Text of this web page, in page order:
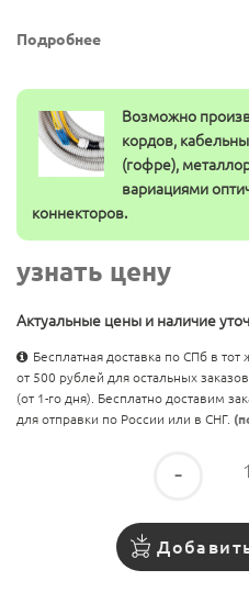
Подробнее
Возможно
кордов,
(гофре),
вариациями
коннекторов.
узнать цену
Актуальные цены и наличие
Бесплатная доставка по СПб в
от 500 рублей для остальных
(от 1-го дня). Бесплатно доставим
для отправки по России или в СНГ.
-